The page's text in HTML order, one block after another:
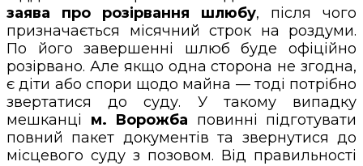
заява про розірвання шлюбу, після чого
призначається місячний строк на роздуми.
По його завершенні шлюб буде офіційно
розірвано. Але якщо одна сторона не згодна,
є діти або спори щодо майна — тоді потрібно
звертатися до суду. У такому випадку
мешканці м. Ворожба повинні підготувати
повний пакет документів та звернутися до
місцевого суду з позовом. Від правильності